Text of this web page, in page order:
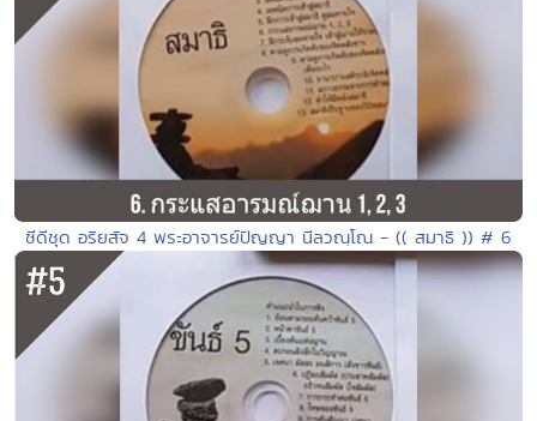
ซีดีชุด อริยสัจ 4 พระอาจารย์ปัญญา นีลวณฺโณ - (( สมาธิ )) # 6